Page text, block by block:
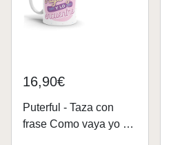
16,90€
Puterful - Taza con
frase Como vaya yo y